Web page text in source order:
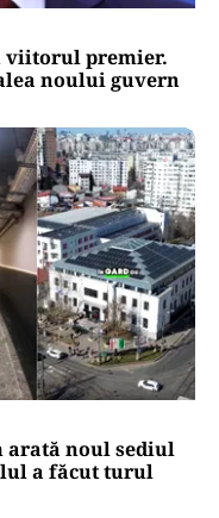
viitorul premier.
noului guvern
arată noul sediul
a făcut turul